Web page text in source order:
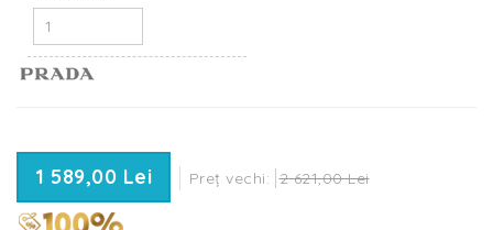
1 589,00 Lei Preț vechi: 2 621,00 Lei